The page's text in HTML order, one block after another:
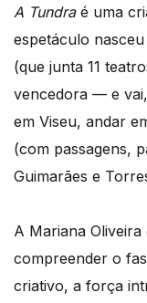
A Tundraé uma
espetáculo
(que junta 11
vencedora — e
em Viseu, andar
(com passagens,
Guimarães e
A Mariana
compreender o
criativo, a força